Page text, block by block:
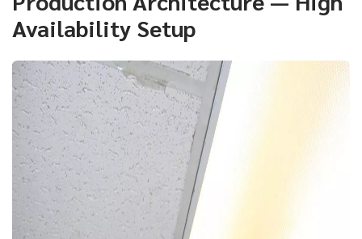
Availability Setup